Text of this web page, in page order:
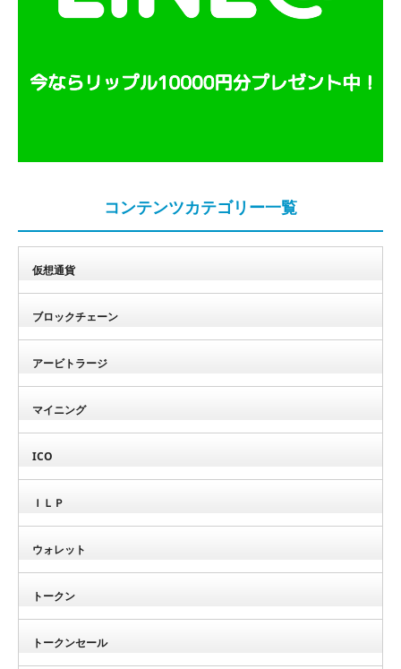
コンテンツカテゴリー一覧
仮想通貨
ブロックチェーン
アービトラージ
マイニング
ICO
ＩＬＰ
ウォレット
トークン
トークンセール